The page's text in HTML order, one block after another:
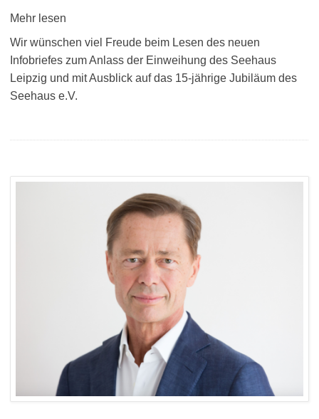
Mehr lesen
Wir wünschen viel Freude beim Lesen des neuen
Infobriefes zum Anlass der Einweihung des Seehaus
Leipzig und mit Ausblick auf das 15-jährige Jubiläum des
Seehaus e.V.